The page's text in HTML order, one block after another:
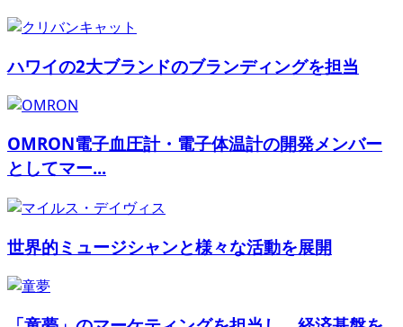
ハワイの2大ブランドのブランディングを担当
OMRON電子血圧計・電子体温計の開発メンバー
としてマー...
世界的ミュージシャンと様々な活動を展開